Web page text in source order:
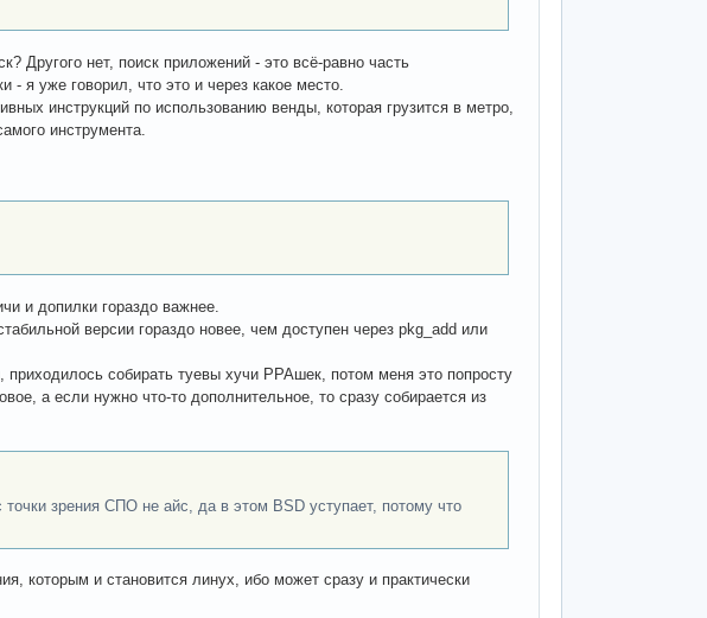
Другого нет, поиск приложений - это всё-равно часть
- я уже говорил, что это и через какое место.
инструкций по использованию венды, которая грузится в метро,
инструмента.
и допилки гораздо важнее.
версии гораздо новее, чем доступен через pkg_add или
собирать туевы хучи PPAшек, потом меня это попросту
а если нужно что-то дополнительное, то сразу собирается из
зрения СПО не айс, да в этом BSD уступает, потому что
которым и становится линух, ибо может сразу и практически